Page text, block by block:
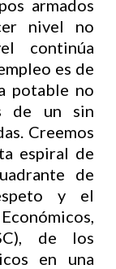
armados
nivel no
continúa
es de
potable no
de un sin
Creemos
espiral de
de
y el
de los
en una